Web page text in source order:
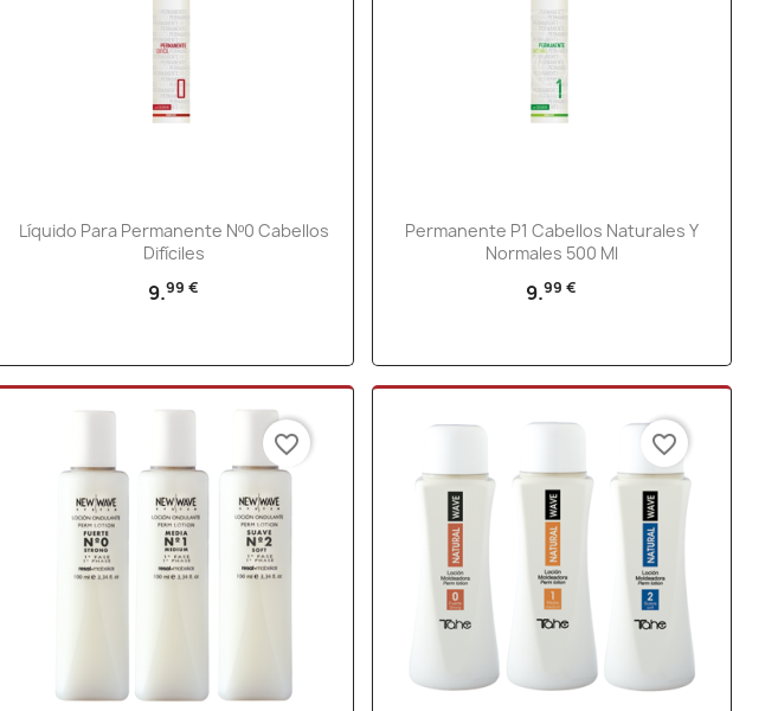
Vista rápida
Líquido Para Permanente Nº0 Cabellos
Difíciles
9.99 €
 Vista rápida
Permanente P1 Cabellos Naturales Y
Normales 500 Ml
9.99 €
favorite_border favorite_border